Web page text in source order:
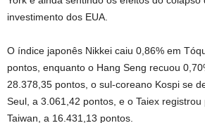
investimento dos EUA.
O índice japonês Nikkei caiu 0,86% em
pontos, enquanto o Hang Seng recuou
28.378,35 pontos, o sul-coreano Kospi se
Seul, a 3.061,42 pontos, e o Taiex
Taiwan, a 16.431,13 pontos.